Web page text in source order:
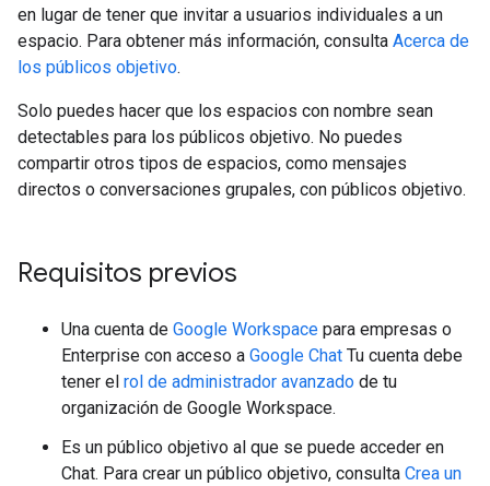
en lugar de tener que invitar a usuarios individuales a un
espacio. Para obtener más información, consulta Acerca de
los públicos objetivo.
Solo puedes hacer que los espacios con nombre sean
detectables para los públicos objetivo. No puedes
compartir otros tipos de espacios, como mensajes
directos o conversaciones grupales, con públicos objetivo.
Requisitos previos
Una cuenta de Google Workspace para empresas o
Enterprise con acceso a Google Chat Tu cuenta debe
tener el rol de administrador avanzado de tu
organización de Google Workspace.
Es un público objetivo al que se puede acceder en
Chat. Para crear un público objetivo, consulta Crea un